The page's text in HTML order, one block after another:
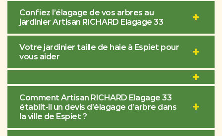
Confiez l’élagage de vos arbres au
jardinier Artisan RICHARD Elagage 33
Votre jardinier taille de haie à Espiet pour
vous aider
Comment Artisan RICHARD Elagage 33
établit-il un devis d’élagage d’arbre dans
la ville de Espiet ?